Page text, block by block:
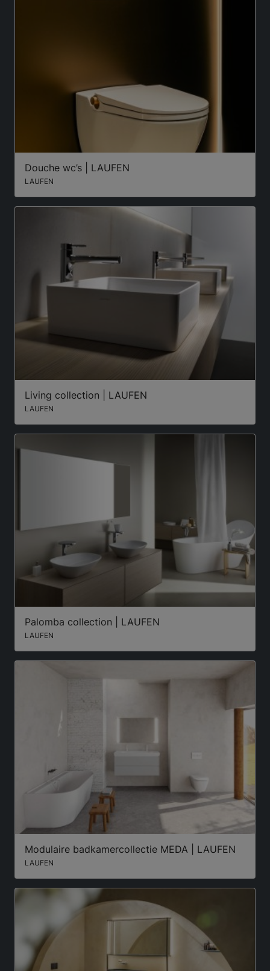
Douche wc’s | LAUFEN
LAUFEN
Living collection | LAUFEN
LAUFEN
Palomba collection | LAUFEN
LAUFEN
Modulaire badkamercollectie MEDA | LAUFEN
LAUFEN